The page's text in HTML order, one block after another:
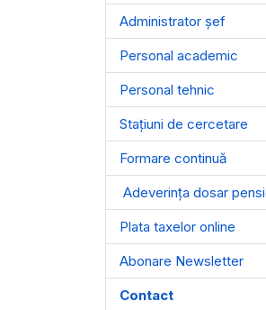
Administrator șef
Personal academic
Personal tehnic
Stațiuni de cercetare
Formare continuă
Adeverința dosar
Plata taxelor online
Abonare Newsletter
Contact